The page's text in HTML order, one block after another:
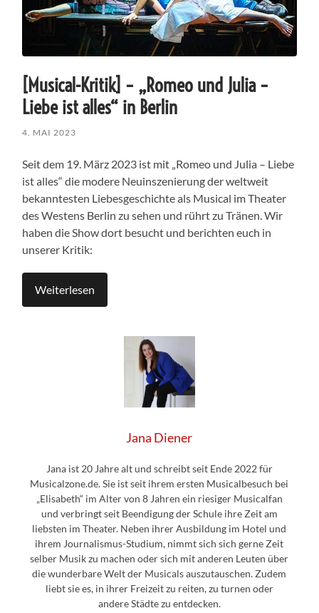
[Musical-Kritik] – „Romeo und Julia –
Liebe ist alles“ in Berlin
4. MAI 2023
Seit dem 19. März 2023 ist mit „Romeo und Julia – Liebe
ist alles“ die modere Neuinszenierung der weltweit
bekanntesten Liebesgeschichte als Musical im Theater
des Westens Berlin zu sehen und rührt zu Tränen. Wir
haben die Show dort besucht und berichten euch in
unserer Kritik:
Weiterlesen
Jana Diener
Jana ist 20 Jahre alt und schreibt seit Ende 2022 für
Musicalzone.de. Sie ist seit ihrem ersten Musicalbesuch bei
„Elisabeth“ im Alter von 8 Jahren ein riesiger Musicalfan
und verbringt seit Beendigung der Schule ihre Zeit am
liebsten im Theater. Neben ihrer Ausbildung im Hotel und
ihrem Journalismus-Studium, nimmt sich sich gerne Zeit
selber Musik zu machen oder sich mit anderen Leuten über
die wunderbare Welt der Musicals auszutauschen. Zudem
liebt sie es, in ihrer Freizeit zu reiten, zu turnen oder
andere Städte zu entdecken.